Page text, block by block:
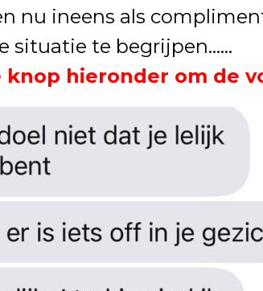
nu ineens als
situatie te begrijpen……
knop hieronder om de